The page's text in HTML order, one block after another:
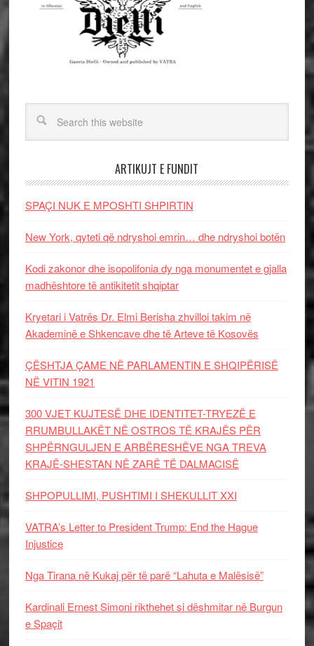
ARTIKUJT E FUNDIT
SPAÇI NUK E MPOSHTI SHPIRTIN
New York, qyteti që ndryshoi emrin… dhe ndryshoi botën
Kodi zakonor dhe isopolifonia dy nga monumentet e gjalla
madhështore të antikitetit shqiptar
Kryetari i Vatrës Dr. Elmi Berisha zhvilloi takim në
Akademinë e Shkencave dhe të Arteve të Kosovës
ÇËSHTJA ÇAME NË PARLAMENTIN E SHQIPËRISË
NË VITIN 1921
300 VJET KUJTESË DHE IDENTITET-TRYEZË E
RRUMBULLAKËT NË OSTROS TË KRAJËS PËR
SHPËRNGULJEN E ARBËRESHËVE NGA TREVA
KRAJË-SHESTAN NË ZARË TË DALMACISË
SHPOPULLIMI, PUSHTIMI I SHEKULLIT XXI
VATRA’s Letter to President Trump: End the Hague
Injustice
Nga Tirana në Kukaj për të parë “Lahuta e Malësisë”
Kardinali Ernest Simoni rikthehet si dëshmitar në Burgun
e Spaçit